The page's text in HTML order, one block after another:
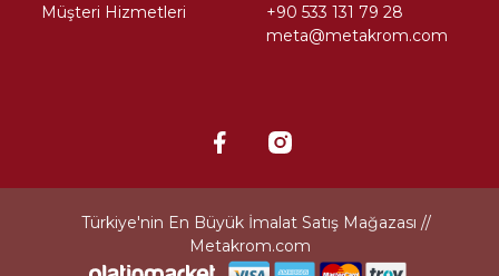
Müşteri Hizmetleri
+90 533 131 79 28
meta@metakrom.com
Türkiye'nin En Büyük İmalat Satış Mağazası //
Metakrom.com